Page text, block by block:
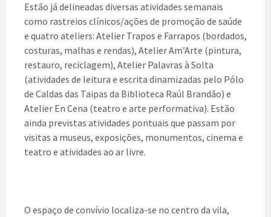
Estão já delineadas diversas atividades semanais
como rastreios clínicos/ações de promoção de saúde
e quatro ateliers: Atelier Trapos e Farrapos (bordados,
costuras, malhas e rendas), Atelier Am’Arte (pintura,
restauro, reciclagem), Atelier Palavras à Solta
(atividades de leitura e escrita dinamizadas pelo Pólo
de Caldas das Taipas da Biblioteca Raúl Brandão) e
Atelier En Cena (teatro e arte performativa). Estão
ainda previstas atividades pontuais que passam por
visitas a museus, exposições, monumentos, cinema e
teatro e atividades ao ar livre.
O espaço de convívio localiza-se no centro da vila,